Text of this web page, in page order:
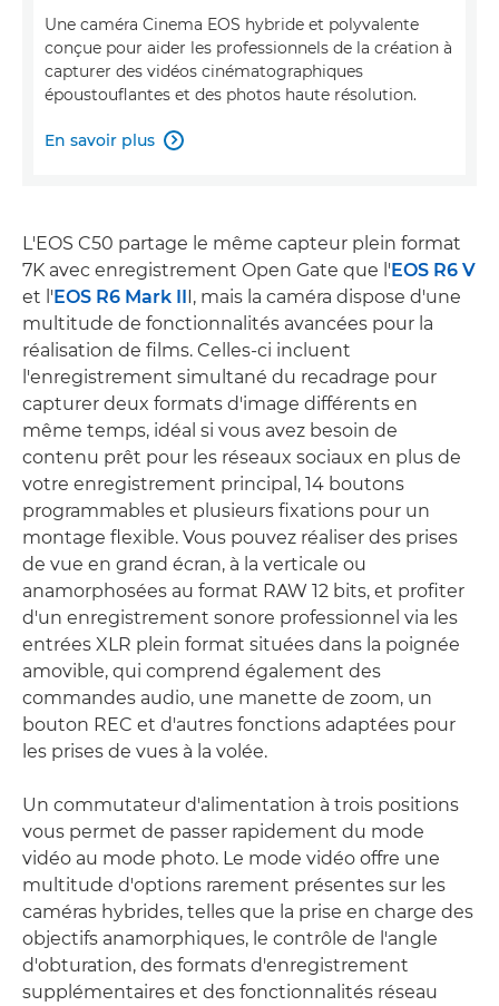
Une caméra Cinema EOS hybride et polyvalente
conçue pour aider les professionnels de la création à
capturer des vidéos cinématographiques
époustouflantes et des photos haute résolution.
En savoir plus 
L'EOS C50 partage le même capteur plein format
7K avec enregistrement Open Gate que l'EOS R6 V
et l'EOS R6 Mark III, mais la caméra dispose d'une
multitude de fonctionnalités avancées pour la
réalisation de films. Celles-ci incluent
l'enregistrement simultané du recadrage pour
capturer deux formats d'image différents en
même temps, idéal si vous avez besoin de
contenu prêt pour les réseaux sociaux en plus de
votre enregistrement principal, 14 boutons
programmables et plusieurs fixations pour un
montage flexible. Vous pouvez réaliser des prises
de vue en grand écran, à la verticale ou
anamorphosées au format RAW 12 bits, et profiter
d'un enregistrement sonore professionnel via les
entrées XLR plein format situées dans la poignée
amovible, qui comprend également des
commandes audio, une manette de zoom, un
bouton REC et d'autres fonctions adaptées pour
les prises de vues à la volée.
Un commutateur d'alimentation à trois positions
vous permet de passer rapidement du mode
vidéo au mode photo. Le mode vidéo offre une
multitude d'options rarement présentes sur les
caméras hybrides, telles que la prise en charge des
objectifs anamorphiques, le contrôle de l'angle
d'obturation, des formats d'enregistrement
supplémentaires et des fonctionnalités réseau